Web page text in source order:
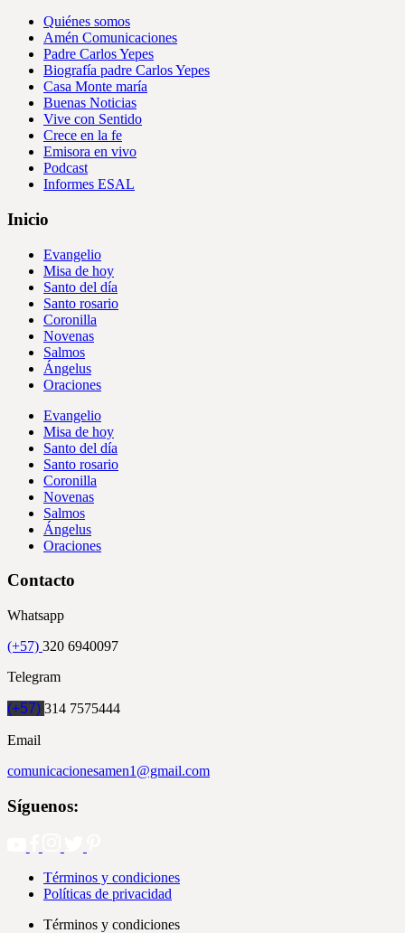
Quiénes somos
Amén Comunicaciones
Padre Carlos Yepes
Biografía padre Carlos Yepes
Casa Monte maría
Buenas Noticias
Vive con Sentido
Crece en la fe
Emisora en vivo
Podcast
Informes ESAL
Inicio
Evangelio
Misa de hoy
Santo del día
Santo rosario
Coronilla
Novenas
Salmos
Ángelus
Oraciones
Evangelio
Misa de hoy
Santo del día
Santo rosario
Coronilla
Novenas
Salmos
Ángelus
Oraciones
Contacto
Whatsapp
(+57) 320 6940097
Telegram
(+57) 314 7575444
Email
comunicacionesamen1@gmail.com
Síguenos:
Términos y condiciones
Políticas de privacidad
Términos y condiciones